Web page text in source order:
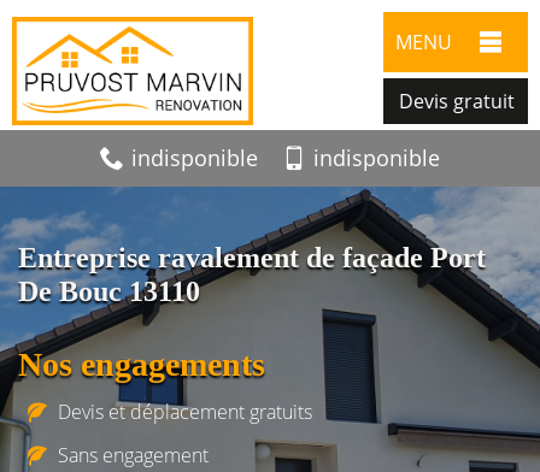
MENU
Devis gratuit
indisponible indisponible
Entreprise ravalement de façade Port
De Bouc 13110
Nos engagements
Devis et déplacement gratuits
Sans engagement